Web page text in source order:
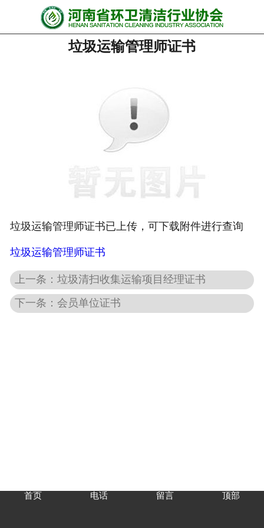
网站首页
协会动态
党政要闻
关于协会
垃圾运输管理师证书
垃圾运输管理师证书已上传，可下载附件进行查询
垃圾运输管理师证书
上一条：垃圾清扫收集运输项目经理证书
下一条：会员单位证书
首页 电话 留言 顶部